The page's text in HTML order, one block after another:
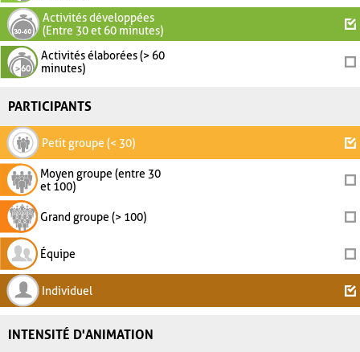
Activités développées
(Entre 30 et 60 minutes)
Activités élaborées (> 60
minutes)
PARTICIPANTS
Petit groupe (< 30)
Moyen groupe (entre 30
et 100)
Grand groupe (> 100)
Équipe
Individuel
INTENSITÉ D'ANIMATION